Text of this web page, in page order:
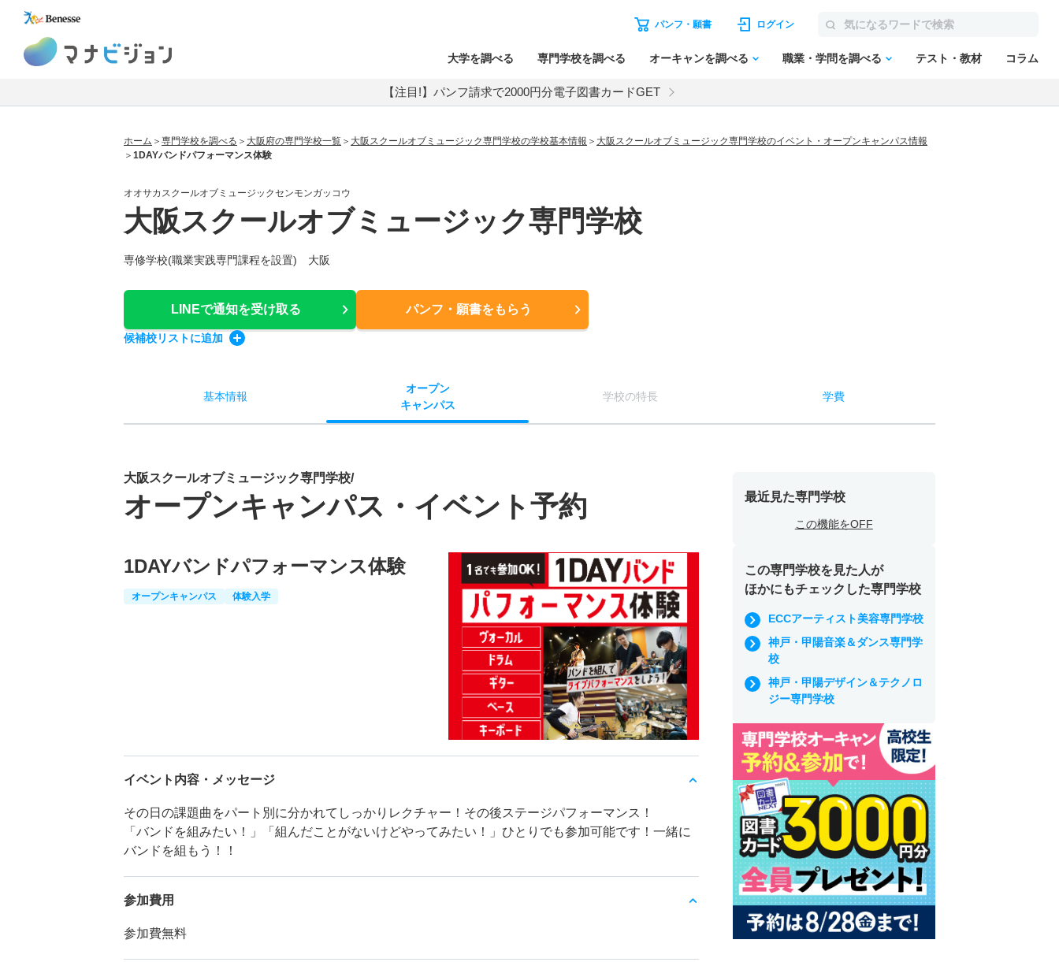
パンフ・願書 ログイン
大学を調べる 専門学校を調べる オーキャンを調べる 職業・学問を調べる テスト・教材 コラム
【注目!】パンフ請求で2000円分電子図書カードGET
ホーム 専門学校を調べる 大阪府の専門学校一覧 大阪スクールオブミュージック専門学校の学校基本情報
大阪スクールオブミュージック専門学校のイベント・オープンキャンパス情報
1DAYバンドパフォーマンス体験
オオサカスクールオブミュージックセンモンガッコウ
大阪スクールオブミュージック専門学校
専修学校(職業実践専門課程を設置) 大阪
LINEで通知を受け取る パンフ・願書をもらう
候補校リストに追加
基本情報
オープン
キャンパス
学校の特長 学費
大阪スクールオブミュージック専門学校/
オープンキャンパス・イベント予約
1DAYバンドパフォーマンス体験
オープンキャンパス 体験入学
イベント内容・メッセージ
その日の課題曲をパート別に分かれてしっかりレクチャー！その後ステージパフォーマンス！
「バンドを組みたい！」「組んだことがないけどやってみたい！」ひとりでも参加可能です！一緒に
バンドを組もう！！
参加費用
参加費無料
最近見た専門学校
この機能をOFF
この専門学校を見た人が
ほかにもチェックした専門学校
ECCアーティスト美容専門学校
神戸・甲陽音楽＆ダンス専門学
校
神戸・甲陽デザイン＆テクノロ
ジー専門学校